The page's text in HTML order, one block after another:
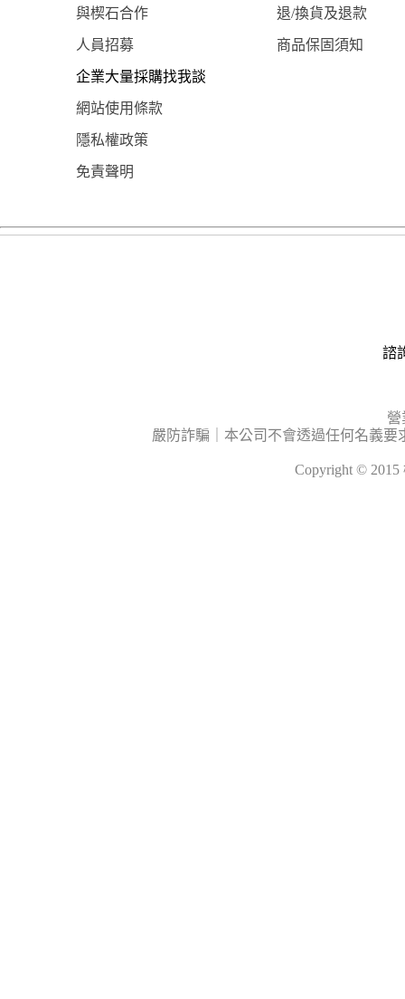
與楔石合作 退/換貨及退款
人員招募 商品保固須知
企業大量採購找我談
網站使用條款
隱私權政策
免責聲明
諮
營
嚴防詐騙｜本公司不會透過任何名義
Copyright ©